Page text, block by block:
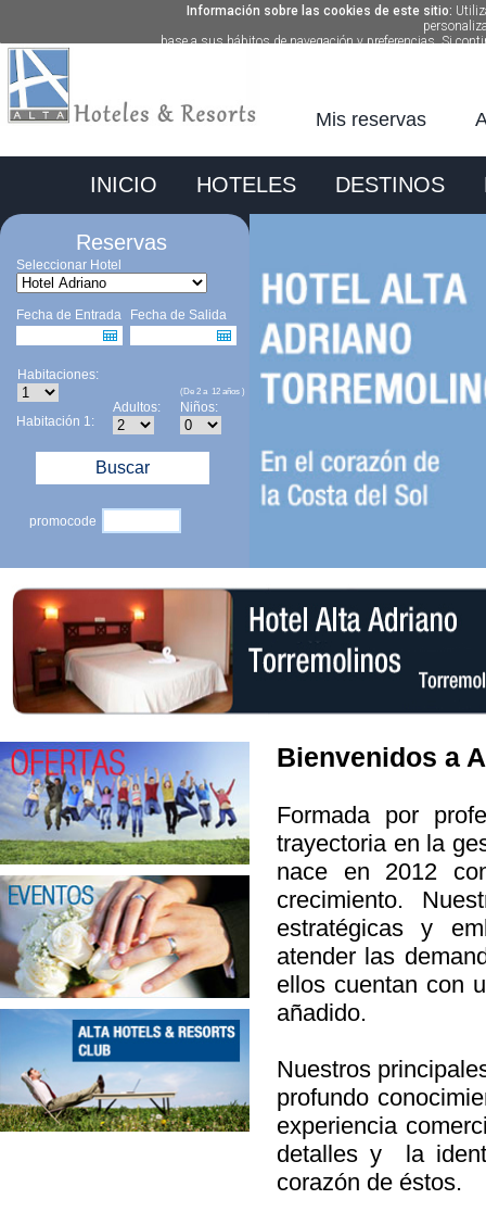
Información sobre las cookies de este sitio:
base a sus hábitos de navegación y preferencias. Si
Mis reservas
INICIO HOTELES DESTINOS
Reservas
Seleccionar Hotel
Fecha de Entrada Fecha de Salida
Habitaciones:
Habitación 1:
Adultos:
(De 2 a 12 años )
Niños:
promocode
Buscar
Bienvenidos a
Formada por
trayectoria en la
nace en 2012
crecimiento.
estratégicas y
atender las
ellos cuentan con
añadido.
Nuestros
profundo
experiencia
detalles y la
corazón de éstos.